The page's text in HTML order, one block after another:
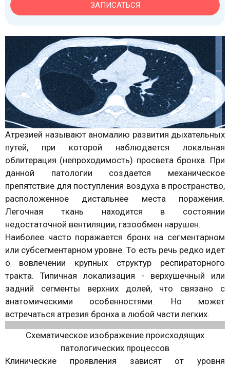
ЗАПИСАТЬСЯ
Атрезией называют аномалию развития дыхательных
путей, при которой наблюдается локальная
облитерация (непроходимость) просвета бронха. При
данной патологии создается механическое
препятствие для поступления воздуха в пространство,
расположенное дистальнее места поражения.
Легочная ткань находится в состоянии
недостаточной вентиляции, газообмен нарушен.
Наиболее часто поражается бронх на сегментарном
или субсегментарном уровне. То есть речь редко идет
о вовлечении крупных структур респираторного
тракта. Типичная локализация - верхушечный или
задний сегменты верхних долей, что связано с
анатомическими особенностями. Но может
встречаться атрезия бронха в любой части легких.
Схематическое изображение происходящих
патологических процессов
Клинические проявления зависят от уровня